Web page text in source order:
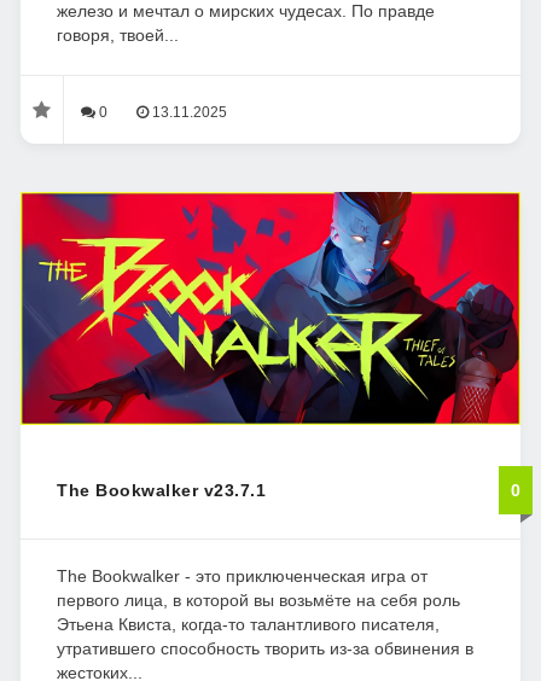
железо и мечтал о мирских чудесах. По правде
говоря, твоей...
0 13.11.2025
The Bookwalker v23.7.1 0
The Bookwalker - это приключенческая игра от
первого лица, в которой вы возьмёте на себя роль
Этьена Квиста, когда-то талантливого писателя,
утратившего способность творить из-за обвинения в
жестоких...